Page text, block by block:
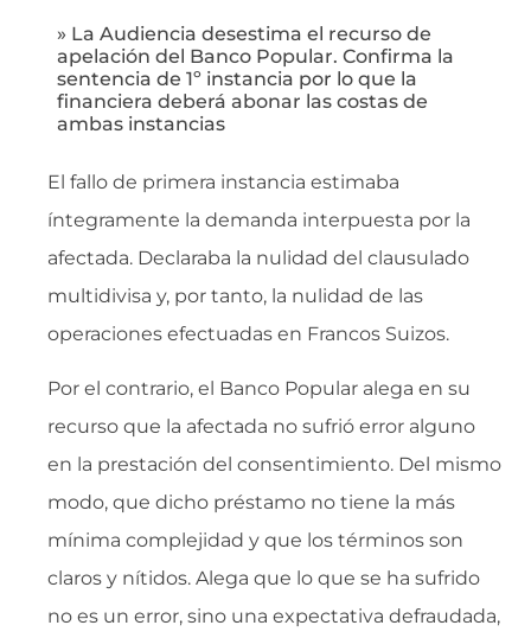
» La Audiencia desestima el recurso de
apelación del Banco Popular. Confirma la
sentencia de 1º instancia por lo que la
financiera deberá abonar las costas de
ambas instancias
El fallo de primera instancia estimaba
íntegramente la demanda interpuesta por la
afectada. Declaraba la nulidad del clausulado
multidivisa y, por tanto, la nulidad de las
operaciones efectuadas en Francos Suizos.
Por el contrario, el Banco Popular alega en su
recurso que la afectada no sufrió error alguno
en la prestación del consentimiento. Del mismo
modo, que dicho préstamo no tiene la más
mínima complejidad y que los términos son
claros y nítidos. Alega que lo que se ha sufrido
no es un error, sino una expectativa defraudada,